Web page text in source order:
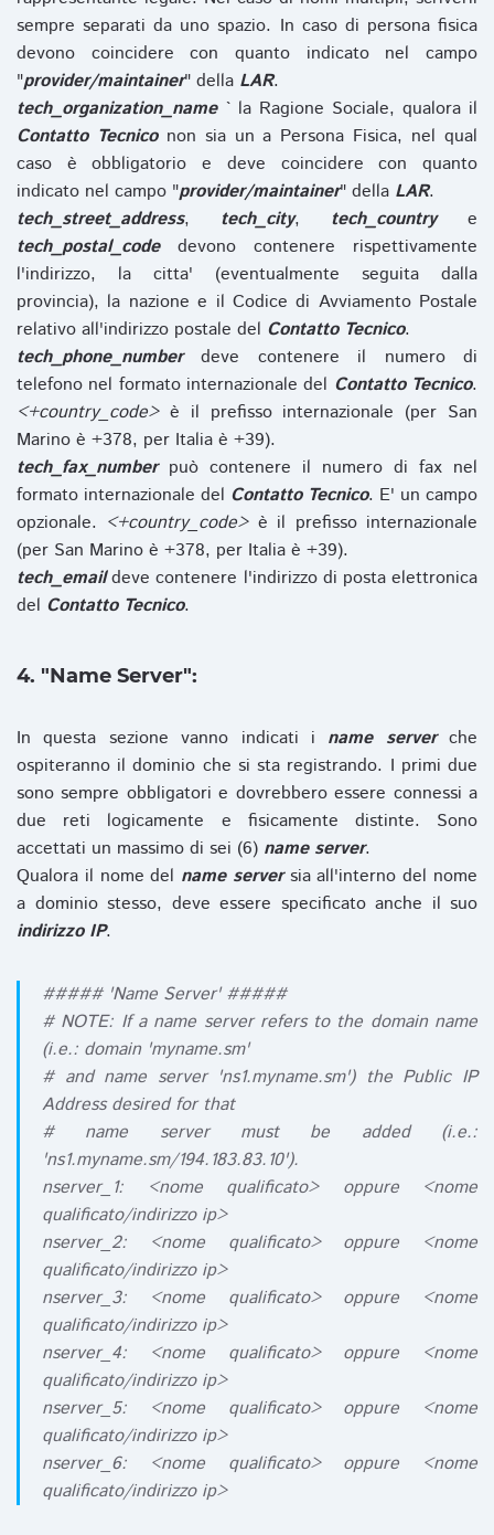
sempre separati da uno spazio. In caso di persona fisica
devono coincidere con quanto indicato nel campo
"provider/maintainer" della LAR.
tech_organization_name` la Ragione Sociale, qualora il
Contatto Tecniconon sia un a Persona Fisica, nel qual
caso è obbligatorio e deve coincidere con quanto
indicato nel campo "provider/maintainer" della LAR.
tech_street_address, tech_city, tech_countrye
tech_postal_codedevono contenere rispettivamente
l'indirizzo, la citta' (eventualmente seguita dalla
provincia), la nazione e il Codice di Avviamento Postale
relativo all'indirizzo postale del Contatto Tecnico.
tech_phone_numberdeve contenere il numero di
telefono nel formato internazionale del Contatto Tecnico.
<+country_code>è il prefisso internazionale (per San
Marino è +378, per Italia è +39).
tech_fax_numberpuò contenere il numero di fax nel
formato internazionale del Contatto Tecnico. E' un campo
opzionale. <+country_code>è il prefisso internazionale
(per San Marino è +378, per Italia è +39).
tech_emaildeve contenere l'indirizzo di posta elettronica
del Contatto Tecnico.
4. "Name Server":
In questa sezione vanno indicati i name serverche
ospiteranno il dominio che si sta registrando. I primi due
sono sempre obbligatori e dovrebbero essere connessi a
due reti logicamente e fisicamente distinte. Sono
accettati un massimo di sei (6) name server.
Qualora il nome del name serversia all'interno del nome
a dominio stesso, deve essere specificato anche il suo
indirizzo IP.
##### 'Name Server' #####
# NOTE: If a name server refers to the domain name
(i.e.: domain 'myname.sm'
# and name server 'ns1.myname.sm') the Public IP
Address desired for that
# name server must be added (i.e.:
'ns1.myname.sm/194.183.83.10').
nserver_1: <nome qualificato> oppure <nome
qualificato/indirizzo ip>
nserver_2: <nome qualificato> oppure <nome
qualificato/indirizzo ip>
nserver_3: <nome qualificato> oppure <nome
qualificato/indirizzo ip>
nserver_4: <nome qualificato> oppure <nome
qualificato/indirizzo ip>
nserver_5: <nome qualificato> oppure <nome
qualificato/indirizzo ip>
nserver_6: <nome qualificato> oppure <nome
qualificato/indirizzo ip>